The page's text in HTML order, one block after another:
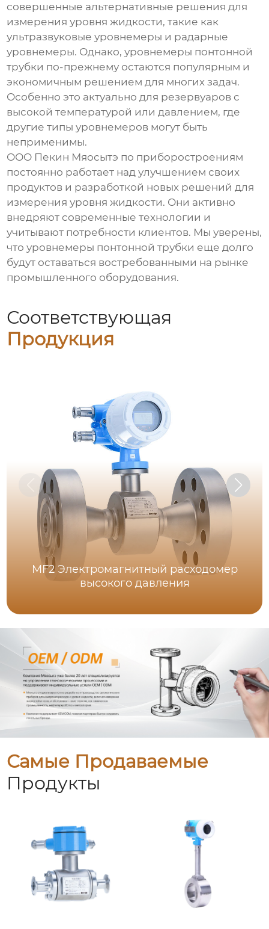
совершенные альтернативные решения для
измерения уровня жидкости, такие как
ультразвуковые уровнемеры и радарные
уровнемеры. Однако,уровнемеры понтонной
трубки по-прежнему остаются популярным и
экономичным решением для многих задач.
Особенно это актуально для резервуаров с
высокой температурой или давлением, где
другие типы уровнемеров могут быть
неприменимы.
ООО Пекин Мяосытэ по приборостроениям
постоянно работает над улучшением своих
продуктов и разработкой новых решений для
измерения уровня жидкости. Они активно
внедряют современные технологии и
учитывают потребности клиентов. Мы уверены,
чтоуровнемеры понтонной трубки еще долго
будут оставаться востребованными на рынке
промышленного оборудования.
Соответствующая
Продукция
MF2 Электромагнитный расходомер
высокого давления
Самые Продаваемые
Продукты